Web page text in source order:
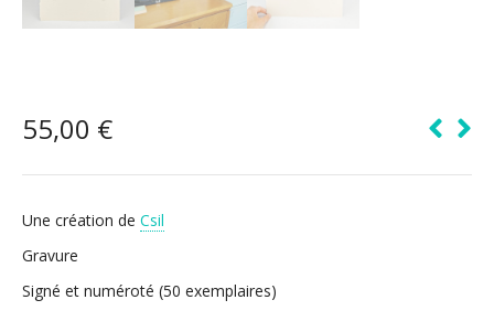
55,00 €
Une création de Csil
Gravure
Signé et numéroté (50 exemplaires)